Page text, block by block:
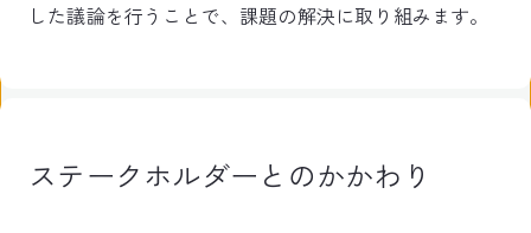
した議論を行うことで、課題の解決に取り組みます。
ステークホルダーとのかかわり